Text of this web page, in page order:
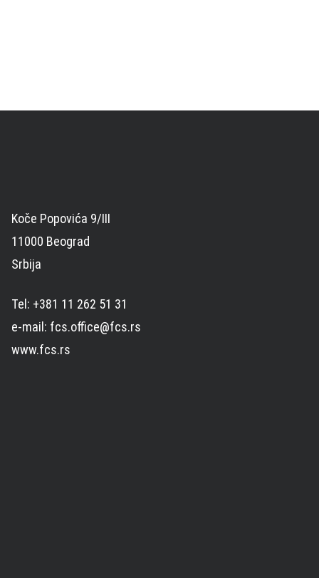
Koče Popovića 9/III
11000 Beograd
Srbija
Tel: +381 11 262 51 31
e-mail: fcs.office@fcs.rs
www.fcs.rs